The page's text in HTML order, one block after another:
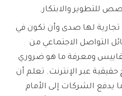
للتطوير والابتكار.
لها صدى وأن تكون في
التواصل الاجتماعي من
ومعرفة ما هو ضروري
عبر الإنترنت. تعلم أن
يدفع الشركات إلى الأمام